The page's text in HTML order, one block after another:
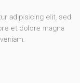
adipisicing elit, sed
et dolore magna